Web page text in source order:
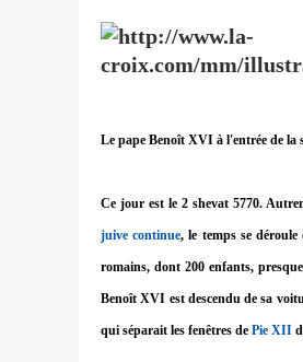
Le pape Benoît XVI à l'entrée de la
Ce jour est le 2 shevat 5770.
juive continue, le temps se
romains, dont 200 enfants,
Benoît XVI est descendu de sa
qui séparait les fenêtres de Pie XII